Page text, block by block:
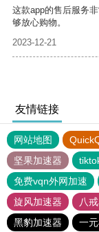
这款app的售后服务
够放心购物。
2023-12-21
友情链接
网站地图
坚果加速器
免费vqn外网加速
旋风加速器
八
黑豹加速器
一